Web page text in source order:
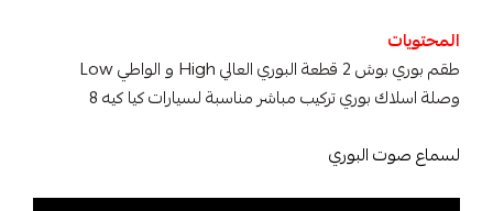
المحتويات
طقم بوري بوش 2 قطعة البوري العالي High و الواطي Low
وصلة اسلاك بوري تركيب مباشر مناسبة لسيارات كيا كيه 8
لسماع صوت البوري